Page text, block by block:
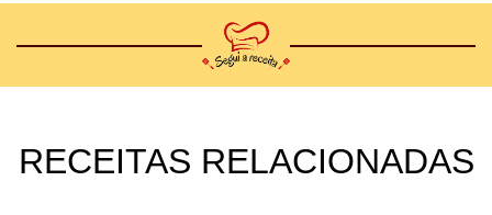
RECEITAS RELACIONADAS